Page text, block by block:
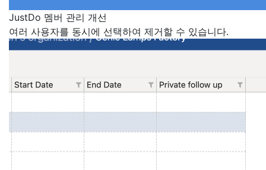
JustDo 멤버 관리 개선
여러 사용자를 동시에 선택하여 제거할 수 있습니다.